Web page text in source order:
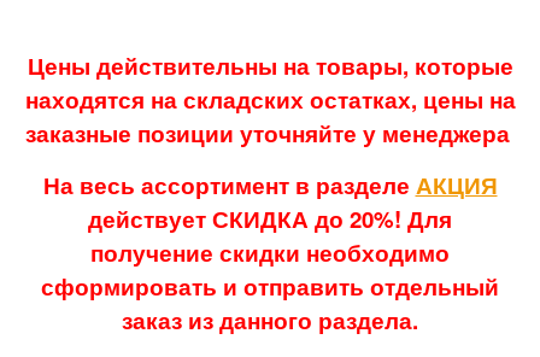
Цены действительны на товары, которые
находятся на складских остатках, цены на
заказные позиции уточняйте у менеджера
На весь ассортимент в разделе АКЦИЯ
действует СКИДКА до 20%! Для
получение скидки необходимо
сформировать и отправить отдельный
заказ из данного раздела.